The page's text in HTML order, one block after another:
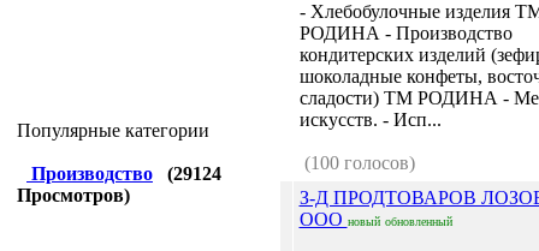
Популярные категории
Производство (29124
Просмотров)
- Хлебобулочные изделия
РОДИНА - Производство
кондитерских изделий
шоколадные конфеты,
сладости) ТМ РОДИНА -
искусств. - Исп...
(100 голосов)
З-Д ПРОДТОВАРОВ
ООО новый обновленный